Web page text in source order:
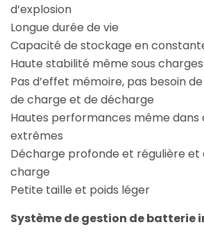
d’explosion
Longue durée de vie
Capacité de stockage en
Haute stabilité même sous
Pas d’effet mémoire, pas besoin
de charge et de décharge
Hautes performances même dans
extrêmes
Décharge profonde et régulière
charge
Petite taille et poids léger
Système de gestion de batterie